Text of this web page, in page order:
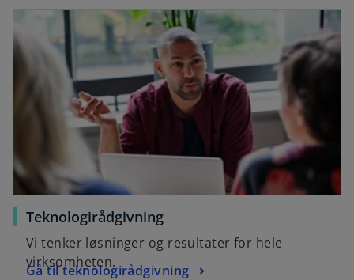
Teknologirådgivning
Vi tenker løsninger og resultater for hele
virksomheten.
Gå til teknologirådgivning